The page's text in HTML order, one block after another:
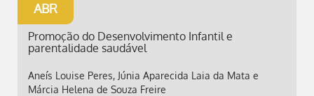
ABR
Promoção do Desenvolvimento Infantil e
parentalidade saudável
Aneís Louise Peres, Júnia Aparecida Laia da Mata e
Márcia Helena de Souza Freire